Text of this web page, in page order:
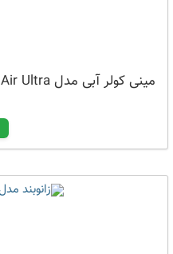
مینی کولر آبی مدل Arctic Air Ultra